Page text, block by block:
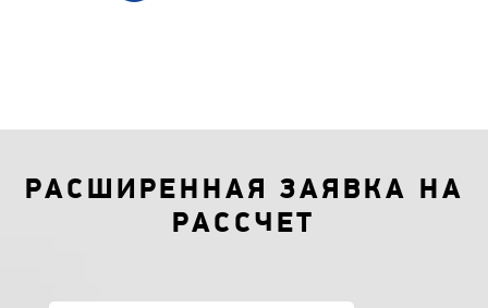
РАСШИРЕННАЯ ЗАЯВКА НА
РАССЧЕТ